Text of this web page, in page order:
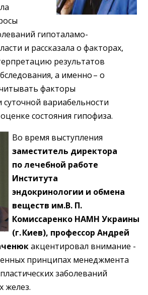
гипоталамо-
и рассказала о факторах,
результатов
а именно – о
факторы
вариабельности
состояния гипофиза.
Во время выступления
заместитель директора
по лечебной работе
Института
эндокринологии и ­обмена
веществ им.В. П.
Комиссаренко НАМН Украины
(г. Киев), профессор Андрей
акцентировал ­внимание ­
принципах менеджмента
заболеваний
желез.